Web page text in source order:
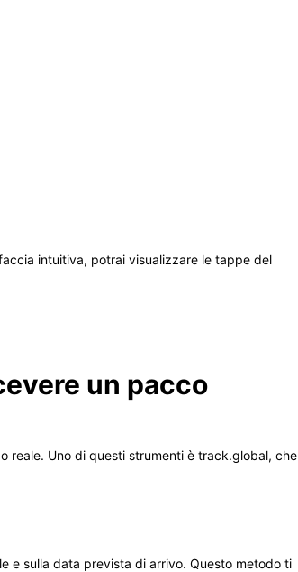
intuitiva, potrai visualizzare le tappe del
un pacco
reale. Uno di questi strumenti è track.global, che
e sulla data prevista di arrivo. Questo metodo ti